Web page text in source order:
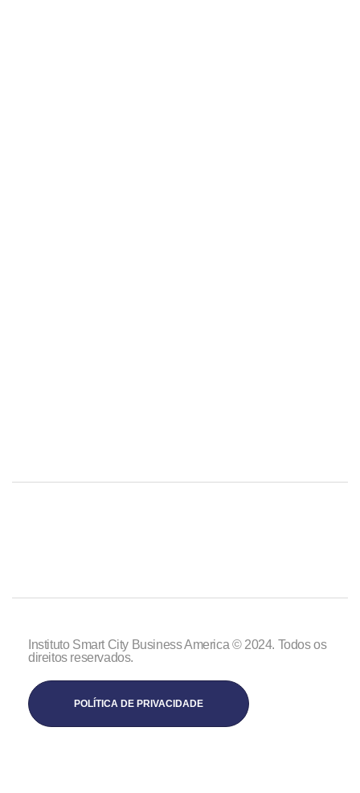
Instituto Smart City Business America © 2024. Todos os
direitos reservados.
POLÍTICA DE PRIVACIDADE